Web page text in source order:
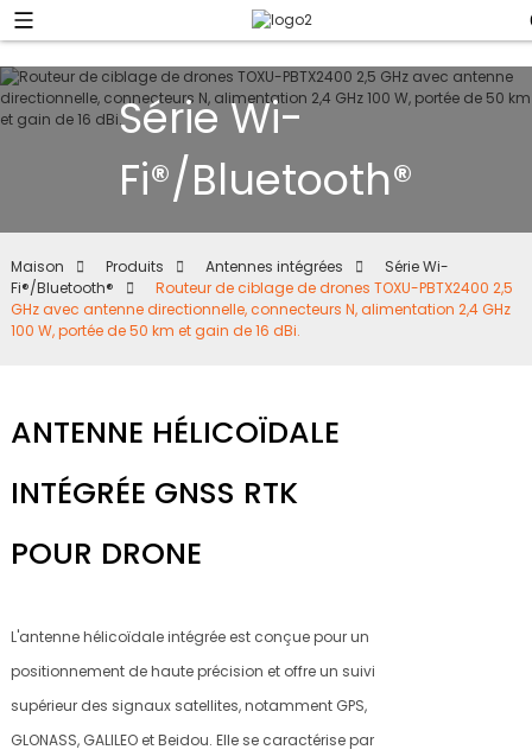
Série Wi-
Fi®/Bluetooth®
Maison Produits Antennes intégrées
Série Wi-
Fi®/Bluetooth®
Routeur de ciblage de drones TOXU-PBTX2400 2,5
GHz avec antenne directionnelle, connecteurs N, alimentation 2,4 GHz
100 W, portée de 50 km et gain de 16 dBi.
ANTENNE HÉLICOÏDALE
INTÉGRÉE GNSS RTK
POUR DRONE
L'antenne hélicoïdale intégrée est conçue pour un
positionnement de haute précision et offre un suivi
supérieur des signaux satellites, notamment GPS,
GLONASS, GALILEO et Beidou. Elle se caractérise par